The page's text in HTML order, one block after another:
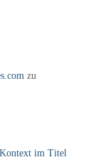
zu
im Titel